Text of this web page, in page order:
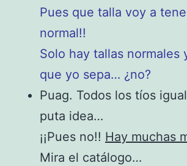
Pues que talla voy a
normal!!
Solo hay tallas normales
que yo sepa… ¿no?
Puag. Todos los tíos
puta idea…
¡¡Pues no!! Hay muchas
Mira el catálogo…